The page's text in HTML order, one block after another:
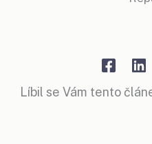
Líbil se Vám tento